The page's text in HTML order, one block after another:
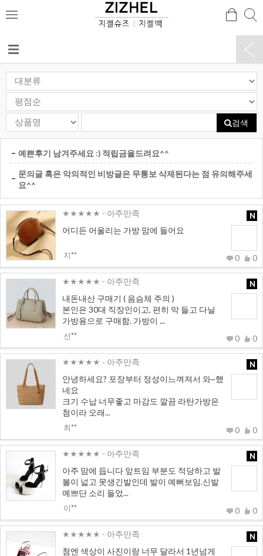
메
검
검색
예쁜후기 남겨주세요 :) 적립금을드려요^^
문의글 혹은 악의적인 비방글은 무통보 삭제된다는 점 유의해주세
요^^
★★★★★ - 아주만족
어디든 어울리는 가방 맘에 들어요
지**
N
0 0
★★★★★ - 아주만족
내돈내산 구매기 ( 음슴체 주의 )
본인은 30대 직장인이고, 편히 막 들고 다닐
가방용으로 구매함. 가방이 ...
선**
N
0 0
★★★★★ - 아주만족
안녕하세요? 포장부터 정성이느껴져서 와~했
네요
크기 수납 너무좋고 마감도 깔끔 라탄가방은
첨이라 오래...
최**
N
0 0
★★★★★ - 아주만족
아주 맘에 듭니다 앞트임 부분도 적당하고 발
볼이 넓고 못생긴발인데 발이 예뻐보임.신발
예쁘단 소리 들었...
이**
N
0 0
★★★★★ - 아주만족
첨엔 색상이 사진이랑 너무 달라서 1년넘게
N